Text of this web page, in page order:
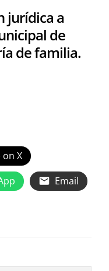
jurídica a
de
de familia.
on X
Email